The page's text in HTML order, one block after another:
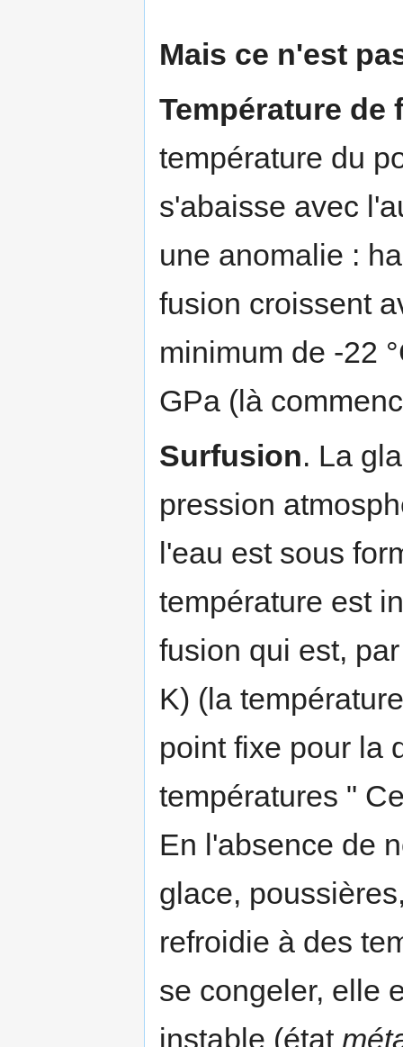
Mais ce n'est
Température
température du
s'abaisse avec
une anomalie :
fusion croissent
minimum de -22
GPa (là
Surfusion. La
pression
l'eau est sous
température est
fusion qui est,
K) (la
point fixe pour la
températures "
En l'absence de
glace,
refroidie à des
se congeler, elle
instable (état